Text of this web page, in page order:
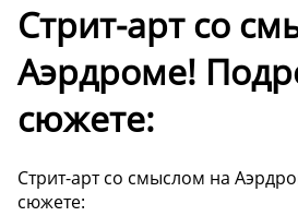
Стрит-арт со
Аэрдроме!
сюжете:
Стрит-арт со смыслом на
сюжете: